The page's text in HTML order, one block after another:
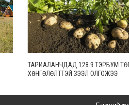
ТАРИАЛАНЧДАД 128.9 ТЭРБУМ
ХӨНГӨЛӨЛТТЭЙ ЗЭЭЛ ОЛГОЖЭЭ